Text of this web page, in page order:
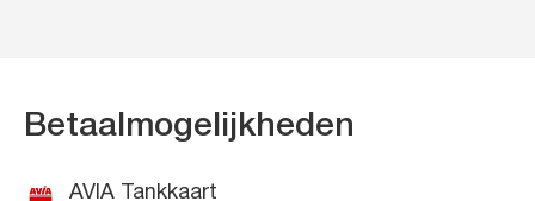
Betaalmogelijkheden
AVIA Tankkaart